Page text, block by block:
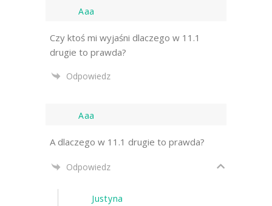
Aaa
Czy ktoś mi wyjaśni dlaczego w 11.1
drugie to prawda?
Odpowiedz
Aaa
A dlaczego w 11.1 drugie to prawda?
Odpowiedz
Justyna